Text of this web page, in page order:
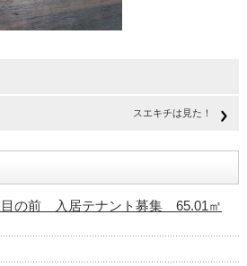
スエキチは見た！
目の前 入居テナント募集 65.01㎡